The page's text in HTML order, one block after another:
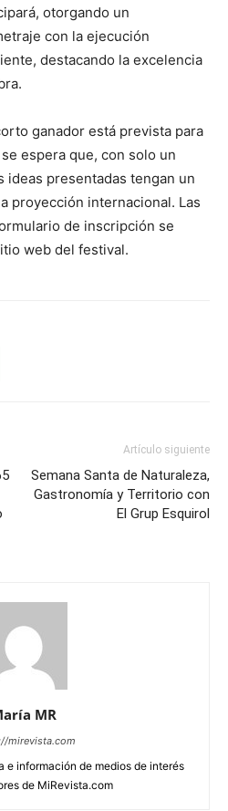
otorgando un
con la ejecución
destacando la excelencia
ganador está prevista para
espera que, con solo un
ideas presentadas tengan un
proyección internacional. Las
de inscripción se
web del festival.
Artículo siguiente
Semana Santa de Naturaleza,
Gastronomía y Territorio con
El Grup Esquirol
MR
mirevista.com
e información de medios de interés
de MiRevista.com